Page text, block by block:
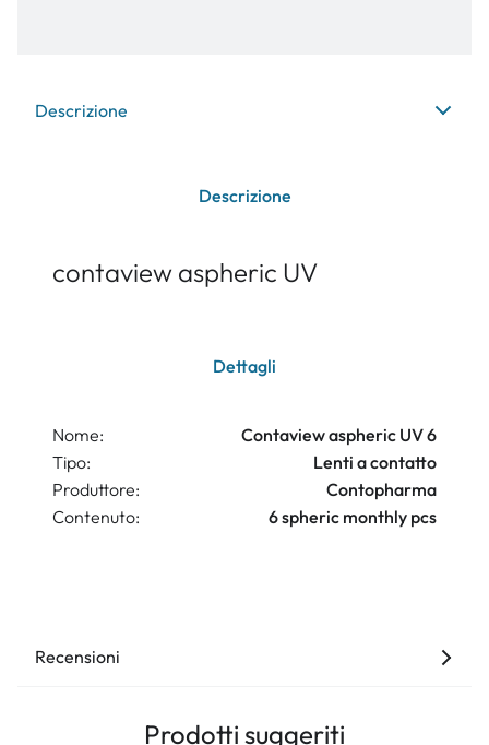
Descrizione
Descrizione
contaview aspheric UV
Dettagli
Nome:
Contaview aspheric UV 6
Tipo:
Lenti a contatto
Produttore:
Contopharma
Contenuto:
6 spheric monthly pcs
Recensioni
Prodotti suggeriti